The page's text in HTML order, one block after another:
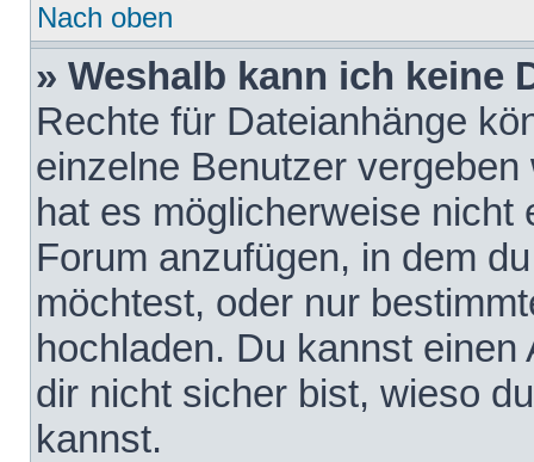
Nach oben
» Weshalb kann ich keine
Rechte für Dateianhänge
einzelne Benutzer
hat es möglicherweise nicht
Forum anzufügen, in dem
möchtest, oder nur
hochladen. Du kannst
dir nicht sicher bist, wieso
kannst.